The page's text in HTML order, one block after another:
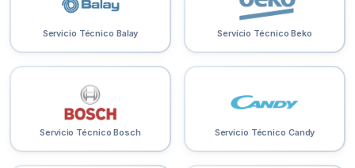
Servicio Técnico Balay Servicio Técnico Beko
Servicio Técnico Bosch Servicio Técnico Candy